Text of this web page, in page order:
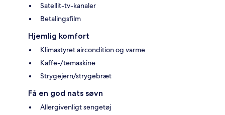
Satellit-tv-kanaler
Betalingsfilm
Hjemlig komfort
Klimastyret aircondition og varme
Kaffe-/temaskine
Strygejern/strygebræt
Få en god nats søvn
Allergivenligt sengetøj